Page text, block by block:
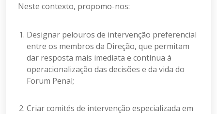
Neste contexto, propomo-nos:
Designar pelouros de intervenção preferencial
entre os membros da Direção, que permitam
dar resposta mais imediata e contínua à
operacionalização das decisões e da vida do
Forum Penal;
Criar comités de intervenção especializada em